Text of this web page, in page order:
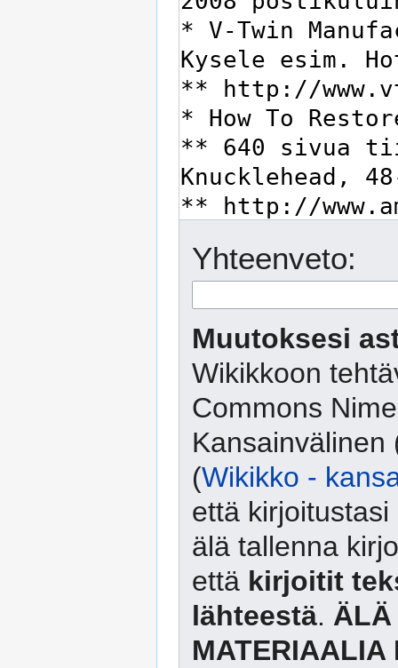
Yhteenveto:
Muutoksesi
Wikikkoon
Commons
Kansainvälinen
(Wikikko -
että
älä tallenna
että kirjoitit
lähteestä. ÄLÄ
MATERIAALIA